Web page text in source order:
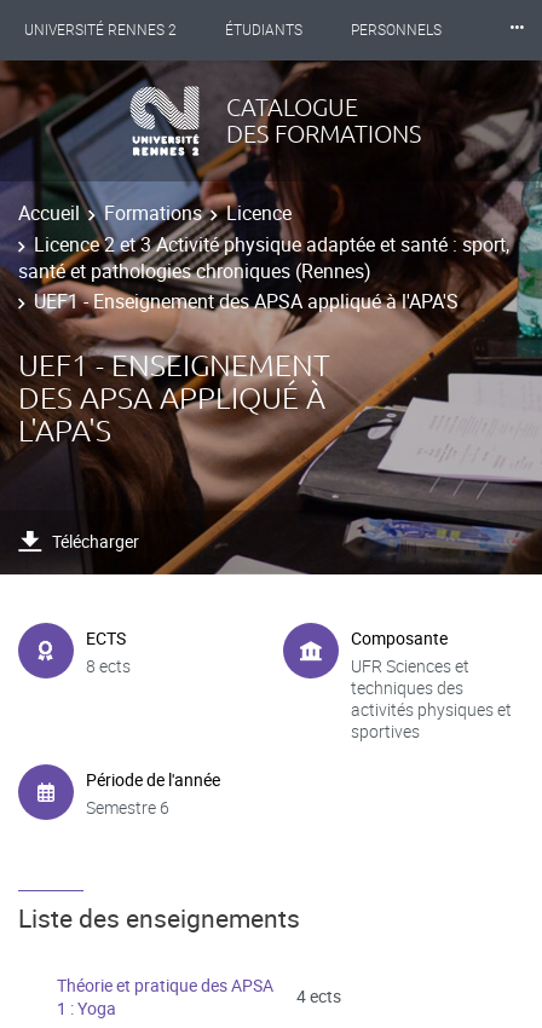
UNIVERSITÉ RENNES 2 ÉTUDIANTS PERSONNELS
INTERNATIONAL PROFESSIONNELS BIBLIOTHÈQUES
LES NOUVELLES DE RENNES 2
⸱⸱⸱
CATALOGUE
DES FORMATIONS
Accueil Formations
Licence
Licence 2 et 3 Activité physique adaptée et santé : sport,
santé et pathologies chroniques (Rennes)
UEF1 - Enseignement des APSA appliqué à l'APA'S
UEF1 - ENSEIGNEMENT
DES APSA APPLIQUÉ À
L'APA'S
Télécharger
ECTS
8 ects
Composante
UFR Sciences et
techniques des
activités physiques et
sportives
Période de l'année
Semestre 6
Liste des enseignements
Théorie et pratique des APSA
1 : Yoga
4 ects